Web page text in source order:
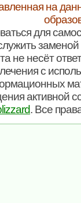
на
для
заменой
не несёт
с
активной
. Все